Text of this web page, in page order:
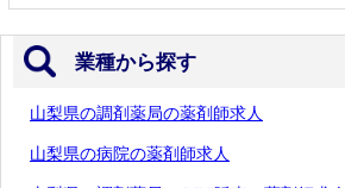
業種から探す
山梨県の調剤薬局の薬剤師求人
山梨県の病院の薬剤師求人